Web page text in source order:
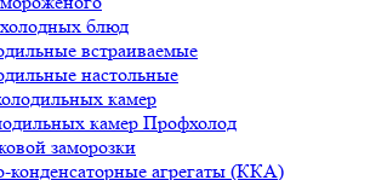
блюд
встраиваемые
настольные
камер
камер Профхолод
заморозки
конденсаторные агрегаты (ККА)